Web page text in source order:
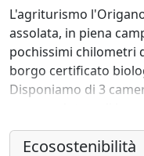
L'agriturismo
assolata, in piena
pochissimi chilometri
borgo certificato
Disponiamo di 3
ognuna dotata di
due delle camere
queste sono la
Ecosostenibilità